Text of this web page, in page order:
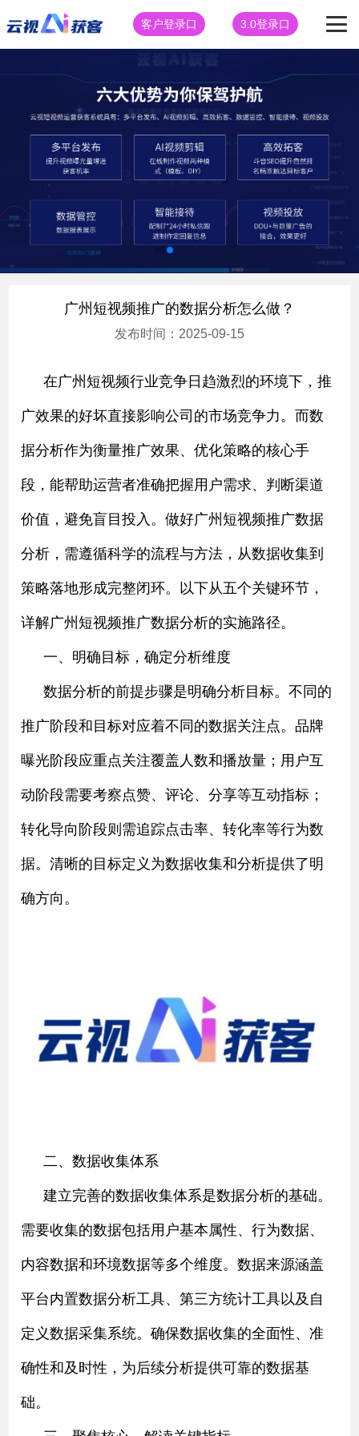
客户登录口 3.0登录口
广州短视频推广的数据分析怎么做？
发布时间：2025-09-15
在广州短视频行业竞争日趋激烈的环境下，推
广效果的好坏直接影响公司的市场竞争力。而数
据分析作为衡量推广效果、优化策略的核心手
段，能帮助运营者准确把握用户需求、判断渠道
价值，避免盲目投入。做好广州短视频推广数据
分析，需遵循科学的流程与方法，从数据收集到
策略落地形成完整闭环。以下从五个关键环节，
详解广州短视频推广数据分析的实施路径。
一、明确目标，确定分析维度
数据分析的前提步骤是明确分析目标。不同的
推广阶段和目标对应着不同的数据关注点。品牌
曝光阶段应重点关注覆盖人数和播放量；用户互
动阶段需要考察点赞、评论、分享等互动指标；
转化导向阶段则需追踪点击率、转化率等行为数
据。清晰的目标定义为数据收集和分析提供了明
确方向。
二、数据收集体系
建立完善的数据收集体系是数据分析的基础。
需要收集的数据包括用户基本属性、行为数据、
内容数据和环境数据等多个维度。数据来源涵盖
平台内置数据分析工具、第三方统计工具以及自
定义数据采集系统。确保数据收集的全面性、准
确性和及时性，为后续分析提供可靠的数据基
础。